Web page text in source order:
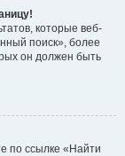
которые веб-
поиск», более
он должен быть
по ссылке «Найти